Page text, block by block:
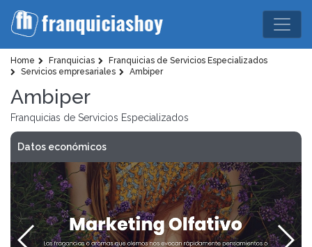
Home Franquicias
Franquicias de Servicios Especializados
Servicios empresariales
Ambiper
Ambiper
Franquicias de Servicios Especializados
Datos económicos